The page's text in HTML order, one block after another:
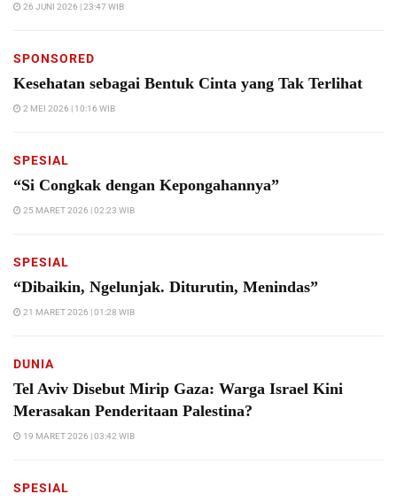
26 JUNI 2026 | 23:47 WIB
SPONSORED
Kesehatan sebagai Bentuk Cinta yang Tak Terlihat
2 MEI 2026 | 10:16 WIB
SPESIAL
“Si Congkak dengan Kepongahannya”
25 MARET 2026 | 02:23 WIB
SPESIAL
“Dibaikin, Ngelunjak. Diturutin, Menindas”
21 MARET 2026 | 01:28 WIB
DUNIA
Tel Aviv Disebut Mirip Gaza: Warga Israel Kini
Merasakan Penderitaan Palestina?
19 MARET 2026 | 03:42 WIB
SPESIAL